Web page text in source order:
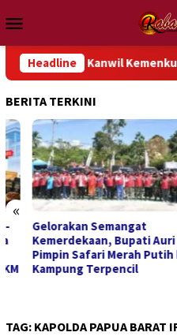
ke
kontenMobile
Headline
81, Kanwil Kemenkum
BERITA TERKINI
«
Gelorakan Semangat
Kemerdekaan, Bupati Auri
Pimpin Safari Merah Putih ke
Kampung Terpencil
TAG: KAPOLDA PAPUA BARAT